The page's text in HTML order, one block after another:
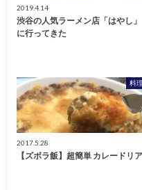
2019.4.14
渋谷の人気ラーメン店「はやし」
に行ってきた
料理
2017.5.28
【ズボラ飯】超簡単 カレードリア